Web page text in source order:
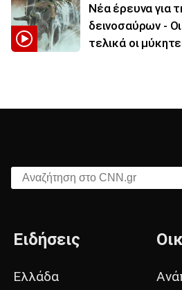
Νέα έρευνα για
δεινοσαύρων - Οι
τελικά οι
Αναζήτηση στο CNN.gr
Ειδήσεις
Ελλάδα